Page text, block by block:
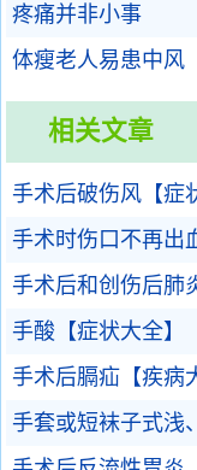
疼痛并非小事
体瘦老人易患中风
相关文章
手术后破伤风【症
手术时伤口不再出
手术后和创伤后肺
手酸【症状大全】
手术后膈疝【疾病
手套或短袜子式浅